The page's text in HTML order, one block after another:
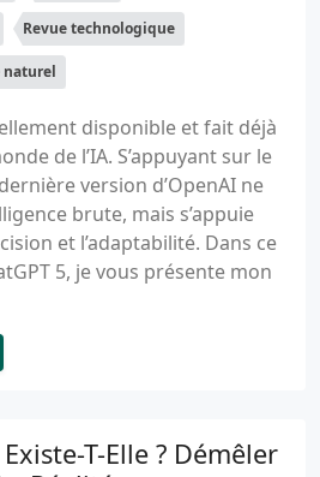
Revue technologique
naturel
disponible et fait déjà
de l’IA. S’appuyant sur le
version d’OpenAI ne
brute, mais s’appuie
et l’adaptabilité. Dans ce
5, je vous présente mon
T-Elle ? Démêler